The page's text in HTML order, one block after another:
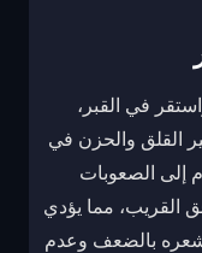
في القبر،
القلق والحزن في
إلى الصعوبات
القريب، مما يؤدي
بالضعف وعدم